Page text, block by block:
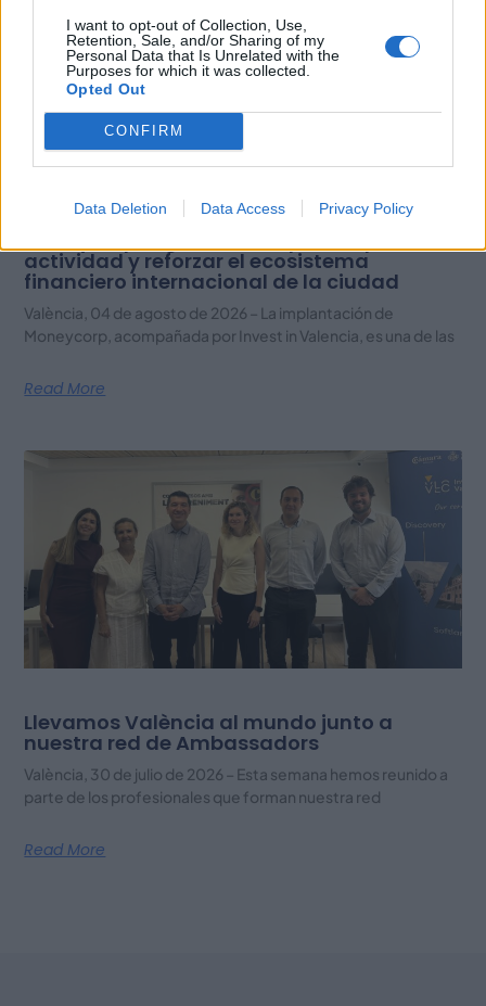
I want to opt-out of Collection, Use,
Retention, Sale, and/or Sharing of my
Personal Data that Is Unrelated with the
Purposes for which it was collected.
Opted Out
CONFIRM
Data Deletion Data Access Privacy Policy
actividad y reforzar el ecosistema
financiero internacional de la ciudad
València, 04 de agosto de 2026 – La implantación de
Moneycorp, acompañada por Invest in Valencia, es una de las
Read More
Llevamos València al mundo junto a
nuestra red de Ambassadors
València, 30 de julio de 2026 – Esta semana hemos reunido a
parte de los profesionales que forman nuestra red
Read More